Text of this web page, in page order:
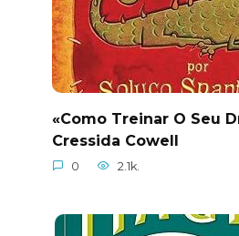
«Como Treinar O Seu
Cressida Cowell
0 2.1k.